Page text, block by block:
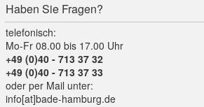
Haben Sie Fragen?
telefonisch:
Mo-Fr 08.00 bis 17.00 Uhr
+49 (0)40 - 713 37 32
+49 (0)40 - 713 37 33
oder per Mail unter:
info[at]bade-hamburg.de